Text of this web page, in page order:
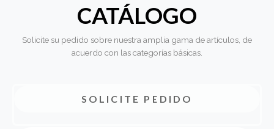
CATÁLOGO
Solicite su pedido sobre nuestra amplia gama de artículos, de
acuerdo con las categorías básicas.
SOLICITE PEDIDO